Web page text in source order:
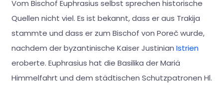
Vom Bischof Euphrasius selbst sprechen historische
Quellen nicht viel. Es ist bekannt, dass er aus Trakija
stammte und dass er zum Bischof von Poreč wurde,
nachdem der byzantinische Kaiser Justinian Istrien
eroberte. Euphrasius hat die Basilika der Mariä
Himmelfahrt und dem städtischen Schutzpatronen Hl.